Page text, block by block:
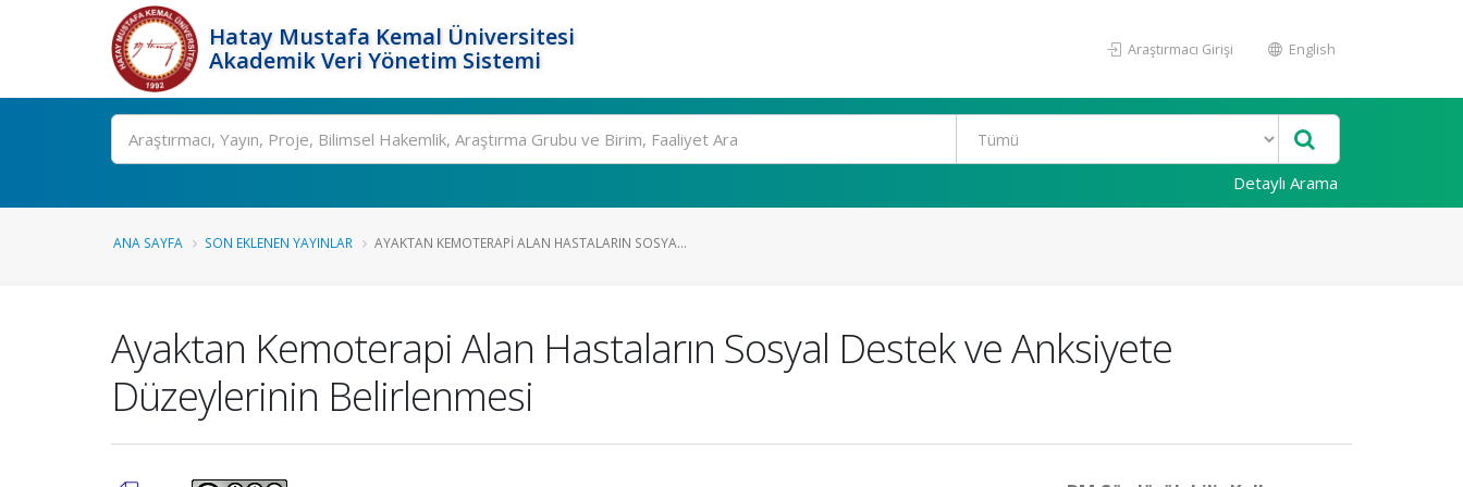
Hatay Mustafa Kemal Üniversitesi
Akademik Veri Yönetim Sistemi
Araştırmacı Girişi English
Ara
Detaylı Arama
ANA SAYFA SON EKLENEN YAYINLAR AYAKTAN KEMOTERAPI ALAN HASTALARIN SOSYA...
Ayaktan Kemoterapi Alan Hastaların Sosyal Destek ve Anksiyete
Düzeylerinin Belirlenmesi